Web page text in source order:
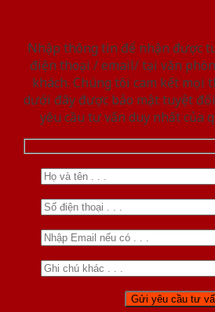
Nhập thông tin để nhận được
điện thoại / email/ tại văn
khách. Chúng tôi cam kết mọi
dưới đây được bảo mật tuyệt đối
yêu cầu tư vấn duy nhất của